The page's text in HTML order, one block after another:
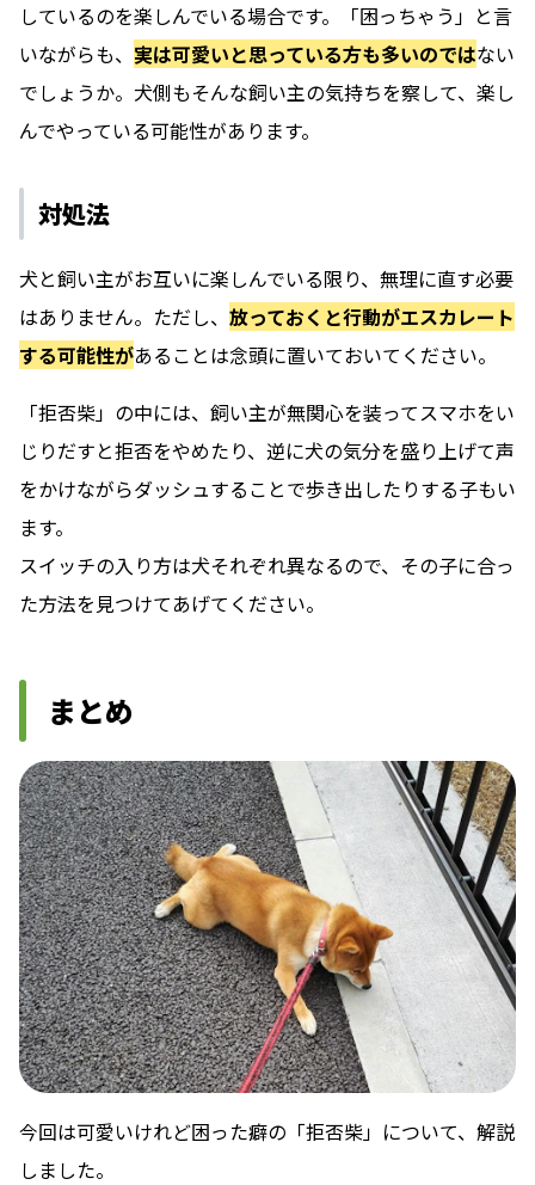
しているのを楽しんでいる場合です。「困っちゃう」と言
いながらも、 実は可愛いと思っている方も多いのではない
でしょうか。犬側もそんな飼い主の気持ちを察して、楽し
んでやっている可能性があります。
対処法
犬と飼い主がお互いに楽しんでいる限り、無理に直す必要
はありません。ただし、 放っておくと行動がエスカレート
する可能性があることは念頭に置いておいてください。
「拒否柴」の中には、飼い主が無関心を装ってスマホをい
じりだすと拒否をやめたり、逆に犬の気分を盛り上げて声
をかけながらダッシュすることで歩き出したりする子もい
ます。
スイッチの入り方は犬それぞれ異なるので、その子に合っ
た方法を見つけてあげてください。
まとめ
今回は可愛いけれど困った癖の「拒否柴」について、解説
しました。